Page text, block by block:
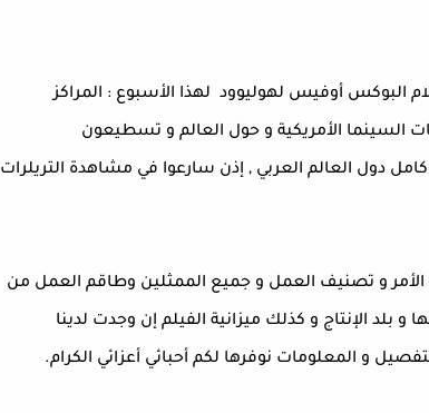
البوكس أوفيس لهوليوود لهذا الأسبوع : المراكز
السينما الأمريكية و حول العالم و تسطيعون
دول العالم العربي , إذن سارعوا في مشاهدة التريلرات
الأمر و تصنيف العمل و جميع الممثلين وطاقم العمل من
بلد الإنتاج و كذلك ميزانية الفيلم إن وجدت لدينا
و المعلومات نوفرها لكم أحبائي أعزائي الكرام.